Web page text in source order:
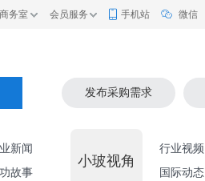
务室 会员服务 手机站 微信
发布采购需求
新闻
故事
小玻视角
行业视频
国际动态